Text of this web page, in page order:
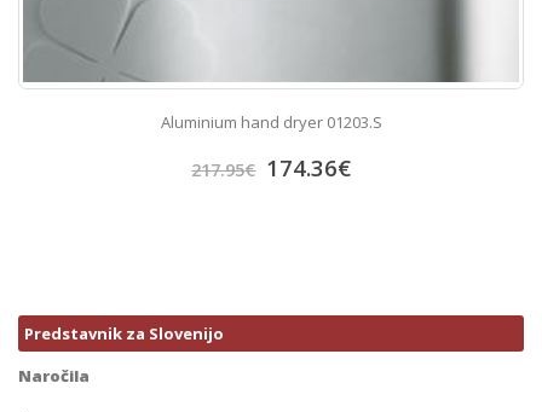
Aluminium hand dryer 01203.S
217.95€ 174.36€
Predstavnik za Slovenijo
Naročila